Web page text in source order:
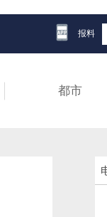
报料
都市